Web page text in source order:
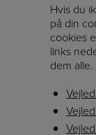
Hvis du
på din
cookies
links
dem alle.